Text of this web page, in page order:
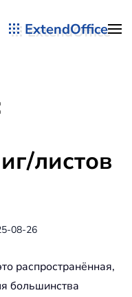
ExtendOffice
листов
08-26
распространённая,
большинства